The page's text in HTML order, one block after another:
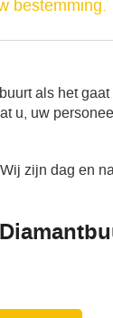
bestemming.
als het
u, uw
zijn dag en